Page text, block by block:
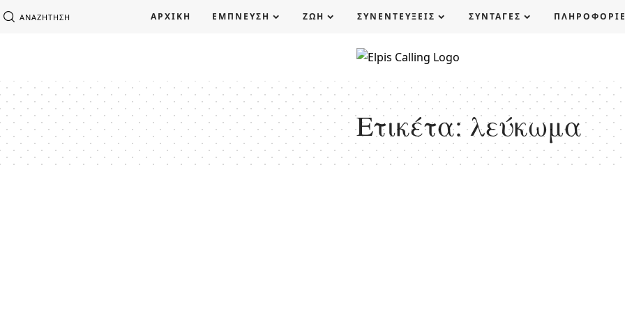
ΑΝΑΖΉΤΗΣΗ ΑΡΧΙΚΗ ΕΜΠΝΕΥΣΗ ΖΩΗ ΣΥΝΕΝΤΕΥΞΕΙΣ ΣΥΝΤΑΓΕΣ
Ετικέτα:λεύκωμα